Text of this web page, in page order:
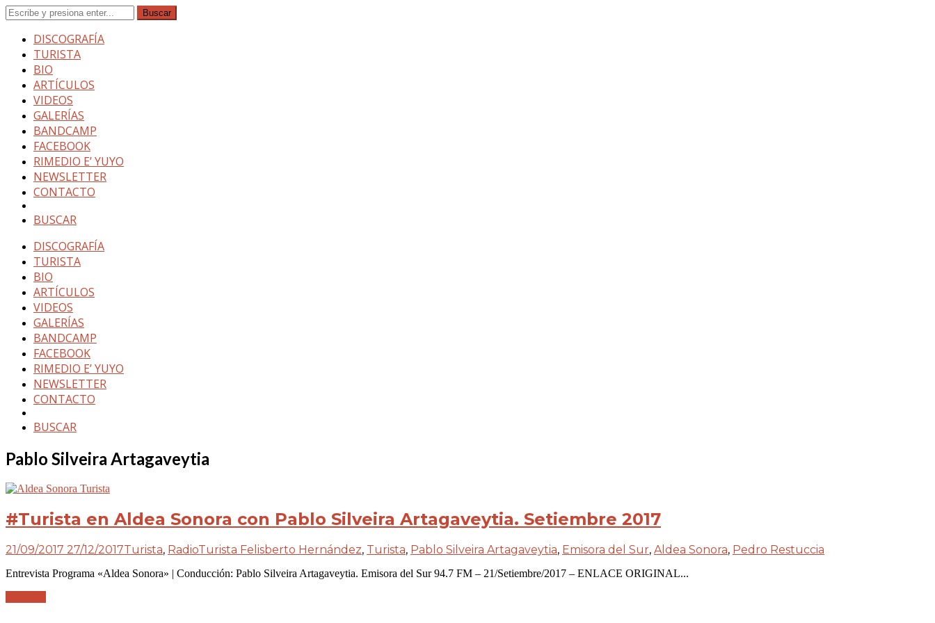
DISCOGRAFÍA
TURISTA
BIO
ARTÍCULOS
VIDEOS
GALERÍAS
BANDCAMP
FACEBOOK
RIMEDIO E’ YUYO
NEWSLETTER
CONTACTO
BUSCAR
DISCOGRAFÍA
TURISTA
BIO
ARTÍCULOS
VIDEOS
GALERÍAS
BANDCAMP
FACEBOOK
RIMEDIO E’ YUYO
NEWSLETTER
CONTACTO
BUSCAR
Pablo Silveira Artagaveytia
#Turista en Aldea Sonora con Pablo Silveira Artagaveytia. Setiembre 2017
21/09/2017 27/12/2017Turista, RadioTurista Felisberto Hernández, Turista, Pablo Silveira Artagaveytia, Emisora del Sur, Aldea Sonora, Pedro Restuccia
Entrevista Programa «Aldea Sonora» | Conducción: Pablo Silveira Artagaveytia. Emisora del Sur 94.7 FM – 21/Setiembre/2017 – ENLACE ORIGINAL...